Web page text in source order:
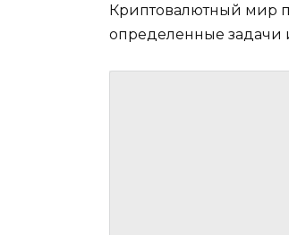
Криптовалютный мир
определенные задачи